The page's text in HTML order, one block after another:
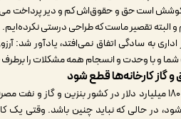
کوشش است حق و حقوق‌اش کم و دیر پرداخت
البته تقصیر ماست که طراحی درستی نکرده‌ایم.
اداری به سادگی اتفاق نمی‌افتد، یادآور شد:
شما و با وحدت و انسجام همه مشکلات را
و گاز کارخانه‌ها قطع شود
رئیس جمهور افزود: در هر سال معادل ۱۸۰ میلیارد دلار در
در حالی که نباید چنین باشد. وقتی یک